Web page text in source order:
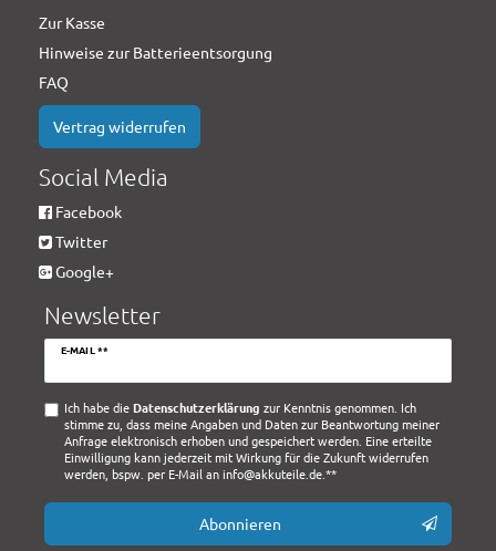
Zur Kasse
Hinweise zur Batterieentsorgung
FAQ
Vertrag widerrufen
Social Media
Facebook
Twitter
Google+
Newsletter
E-MAIL **
Newsletter
Ich habe die Daten­schutz­erklärung zur Kenntnis genommen. Ich
stimme zu, dass meine Angaben und Daten zur Beantwortung meiner
Anfrage elektronisch erhoben und gespeichert werden. Eine erteilte
Einwilligung kann jederzeit mit Wirkung für die Zukunft widerrufen
werden, bspw. per E-Mail an info@akkuteile.de.**
Abonnieren